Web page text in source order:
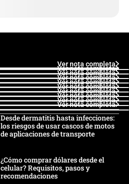
Ver nota completa
Ver nota completa
Ver nota completa
Ver nota completa
Ver nota completa
Ver nota completa
Ver nota completa
Ver nota completa
Ver nota completa
Ver nota completa
Desde dermatitis hasta infecciones:
los riesgos de usar cascos de motos
de aplicaciones de transporte
¿Cómo comprar dólares desde el
celular? Requisitos, pasos y
recomendaciones